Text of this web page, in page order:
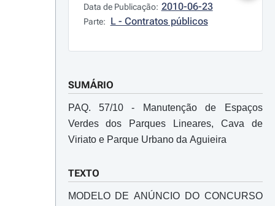
Data de Publicação: 2010-06-23
Parte: L - Contratos públicos
SUMÁRIO
PAQ. 57/10 - Manutenção de Espaços
Verdes dos Parques Lineares, Cava de
Viriato e Parque Urbano da Aguieira
TEXTO
MODELO DE ANÚNCIO DO CONCURSO